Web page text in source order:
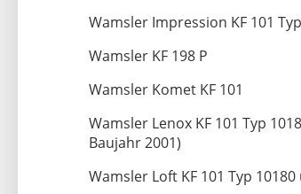
Wamsler Impression KF 101
Wamsler KF 198 P
Wamsler Komet KF 101
Wamsler Lenox KF 101 Typ
Baujahr 2001)
Wamsler Loft KF 101 Typ